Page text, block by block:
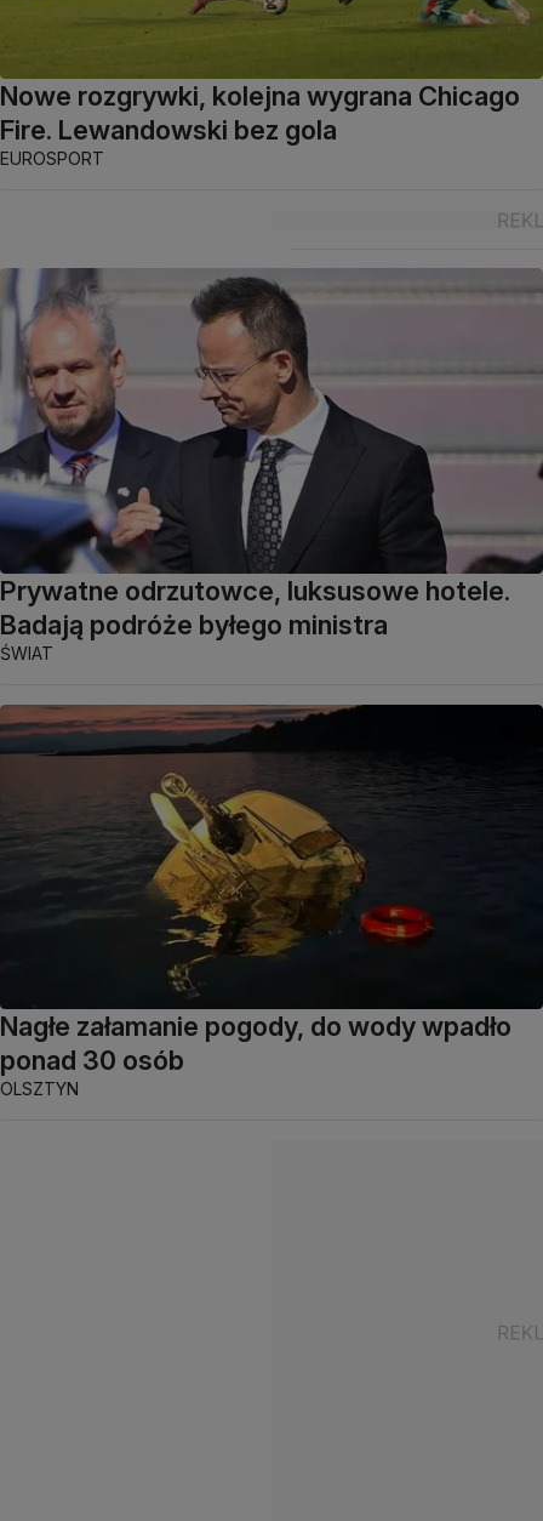
Nowe rozgrywki, kolejna wygrana Chicago
Fire. Lewandowski bez gola
EUROSPORT
Prywatne odrzutowce, luksusowe hotele.
Badają podróże byłego ministra
ŚWIAT
Nagłe załamanie pogody, do wody wpadło
ponad 30 osób
OLSZTYN